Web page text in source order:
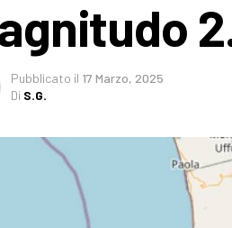
Pubblicato il 17 Marzo, 2025
Di S.G.